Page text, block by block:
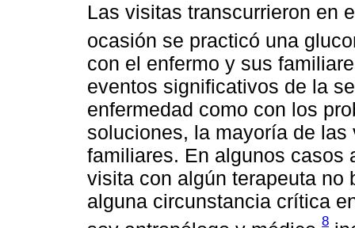
Las visitas transcurrieron en
ocasión se practicó una
con el enfermo y sus
eventos significativos de la
enfermedad como con los
soluciones, la mayoría de
familiares. En algunos casos
visita con algún terapeuta no
alguna circunstancia crítica
8